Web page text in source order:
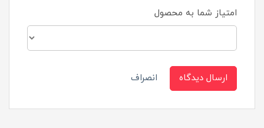
امتیاز شما به محصول
ارسال دیدگاه انصراف